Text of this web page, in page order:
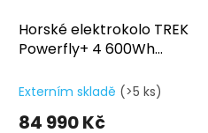
Horské elektrokolo TREK
Powerfly+ 4 600Wh
Red/Matte Dark Star
Externím skladě (>5 ks)
84 990 Kč